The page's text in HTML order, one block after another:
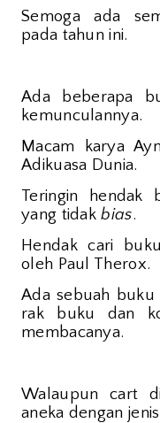
Semoga ada
pada tahun ini.
Ada beberapa
kemunculannya.
Macam karya
Adikuasa Dunia.
Teringin hendak
yang tidakbias.
Hendak cari
oleh Paul Therox.
Ada sebuah
rak buku dan
membacanya.
Walaupun cart
aneka dengan